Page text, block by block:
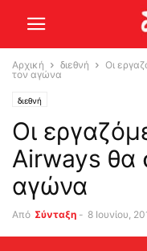
Αρχική διεθνή
Οι
τον αγώνα
διεθνή
Οι
Airways θα
αγώνα
Από Σύνταξη - 8 Ιουνίου,